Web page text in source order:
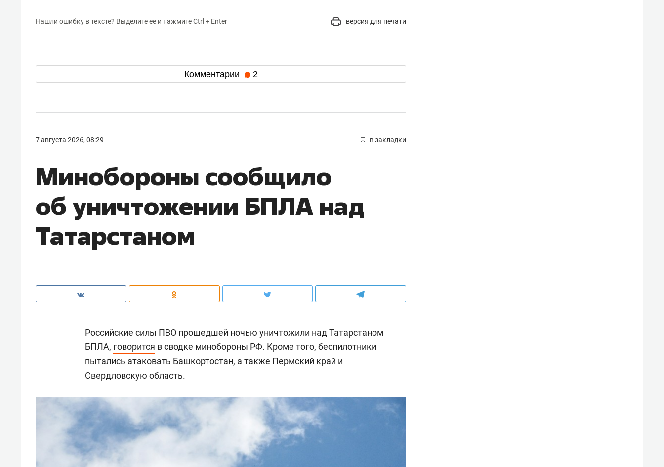
Нашли ошибку в тексте? Выделите ее и нажмите Ctrl + Enter версия для печати
Комментарии 2
7 августа 2026, 08:29 в закладки
Минобороны сообщило
об уничтожении БПЛА над
Татарстаном
Российские силы ПВО прошедшей ночью уничтожили над Татарстаном
БПЛА, говорится в сводке минобороны РФ. Кроме того, беспилотники
пытались атаковать Башкортостан, а также Пермский край и
Свердловскую область.